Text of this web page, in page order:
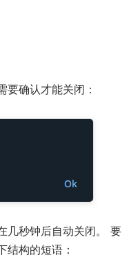
要确认才能关闭：
几秒钟后自动关闭。 要
结构的短语：